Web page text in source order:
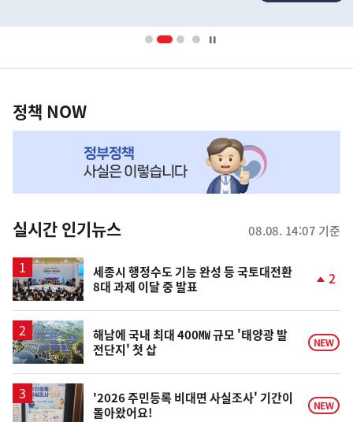
배
영
책
NOW,
뉴
스
정책 NOW
실시간 인기뉴스 08.08. 14:07 기준
세종시 행정수도 기능 완성 등 국토대전환
8대 과제 이달 중 발표
계
승
2
해남에 국내 최대 400㎿ 규모 '태양광 발
전단지' 첫 삽
NEW
'2026 주민등록 비대면 사실조사' 기간이
돌아왔어요!
NEW